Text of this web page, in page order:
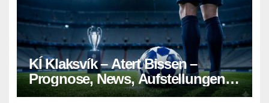
KÍ Klaksvík – Atert Bissen –
Prognose, News, Aufstellungen &
Tipp